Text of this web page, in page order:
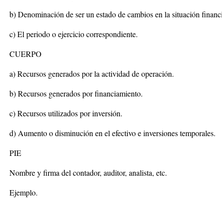
b) Denominación de ser un estado de cambios en la situación
c) El periodo o ejercicio correspondiente.
CUERPO
a) Recursos generados por la actividad de operación.
b) Recursos generados por financiamiento.
c) Recursos utilizados por inversión.
d) Aumento o disminución en el efectivo e inversiones temporales.
PIE
Nombre y firma del contador, auditor, analista, etc.
Ejemplo.